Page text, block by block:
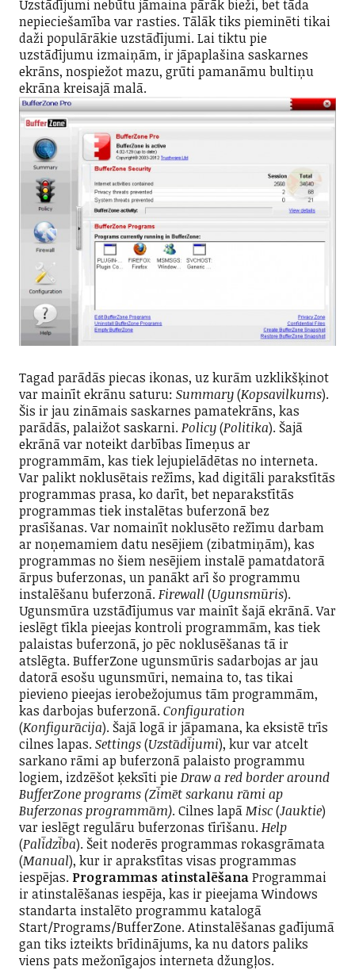
Uzstādījumi nebūtu jāmaina pārāk bieži, bet tāda
nepieciešamība var rasties. Tālāk tiks pieminēti tikai
daži populārākie uzstādījumi. Lai tiktu pie
uzstādījumu izmaiņām, ir jāpaplašina saskarnes
ekrāns, nospiežot mazu, grūti pamanāmu bultiņu
ekrāna kreisajā malā.
Tagad parādās piecas ikonas, uz kurām uzklikšķinot
var mainīt ekrānu saturu: Summary(Kopsavilkums).
Šis ir jau zināmais saskarnes pamatekrāns, kas
parādās, palaižot saskarni.Policy(Politika). Šajā
ekrānā var noteikt darbības līmeņus ar
programmām, kas tiek lejupielādētas no interneta.
Var palikt noklusētais režīms, kad digitāli parakstītās
programmas prasa, ko darīt, bet neparakstītās
programmas tiek instalētas buferzonā bez
prasīšanas. Var nomainīt noklusēto režīmu darbam
ar noņemamiem datu nesējiem (zibatmiņām), kas
programmas no šiem nesējiem instalē pamatdatorā
ārpus buferzonas, un panākt arī šo programmu
instalēšanu buferzonā.Firewall (Ugunsmūris).
Ugunsmūra uzstādījumus var mainīt šajā ekrānā. Var
ieslēgt tīkla pieejas kontroli programmām, kas tiek
palaistas buferzonā, jo pēc noklusēšanas tā ir
atslēgta. BufferZone ugunsmūris sadarbojas ar jau
datorā esošu ugunsmūri, nemaina to, tas tikai
pievieno pieejas ierobežojumus tām programmām,
kas darbojas buferzonā.Configuration
(Konfigurācija). Šajā logā ir jāpamana, ka eksistē trīs
cilnes lapas.Settings(Uzstādījumi), kur var atcelt
sarkano rāmi ap buferzonā palaisto programmu
logiem, izdzēšot ķeksīti pieDraw a red border around
BufferZone programs (Zīmēt sarkanu rāmi ap
Buferzonas programmām). Cilnes lapāMisc(Jauktie)
var ieslēgt regulāru buferzonas tīrīšanu.Help
(Palīdzība). Šeit noderēs programmas rokasgrāmata
(Manual), kur ir aprakstītas visas programmas
iespējas. Programmas atinstalēšanaProgrammai
ir atinstalēšanas iespēja, kas ir pieejama Windows
standarta instalēto programmu katalogā
Start/Programs/BufferZone. Atinstalēšanas gadījumā
gan tiks izteikts brīdinājums, ka nu dators paliks
viens pats mežonīgajos interneta džungļos.